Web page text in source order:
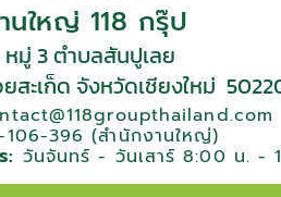
นใหญ่ 118 กรุ๊ป
หมู่ 3 ตําบลสันปูเลย
สะเก็ด จังหวัดเชียงใหม่
396 (สำนักงานใหญ่)
: วันจันทร์ - วันเสาร์ 8:00 น. -